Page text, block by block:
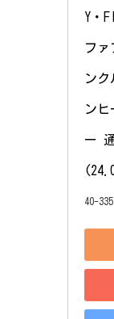
Y・
フ
ン
ン
ー
40-